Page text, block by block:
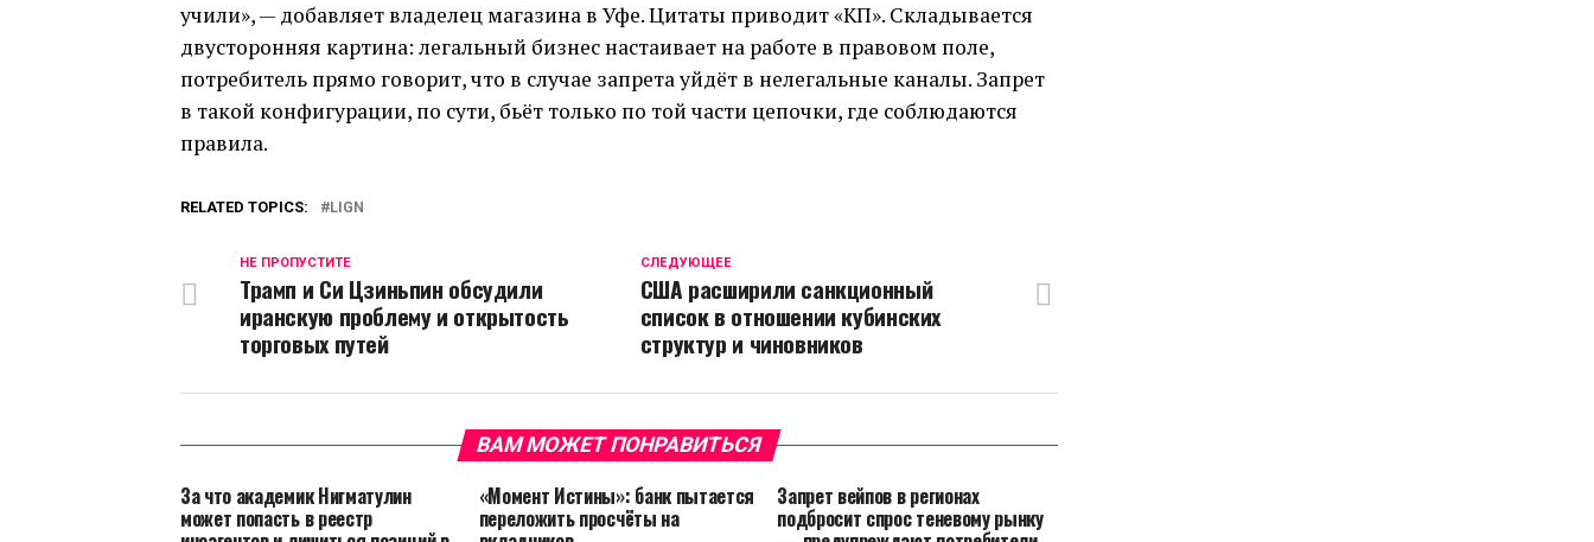
учили», — добавляет владелец магазина в Уфе. Цитаты приводит «КП». Складывается
двусторонняя картина: легальный бизнес настаивает на работе в правовом поле,
потребитель прямо говорит, что в случае запрета уйдёт в нелегальные каналы. Запрет
в такой конфигурации, по сути, бьёт только по той части цепочки, где соблюдаются
правила.
RELATED TOPICS: LIGN
CЛЕДУЮЩЕЕ
США расширили санкционный
список в отношении кубинских
структур и чиновников
НЕ ПРОПУСТИТЕ
Трамп и Си Цзиньпин обсудили
иранскую проблему и открытость
торговых путей
ВАМ МОЖЕТ ПОНРАВИТЬСЯ
За что академик Нигматулин
может попасть в реестр
«Момент Истины»: банк пытается
переложить просчёты на
Запрет вейпов в регионах
подбросит спрос теневому рынку